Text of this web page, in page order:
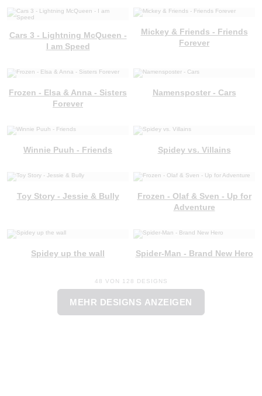
Cars 3 - Lightning McQueen -
I am Speed
Mickey & Friends - Friends
Forever
Frozen - Elsa & Anna - Sisters
Forever
Namensposter - Cars
Winnie Puuh - Friends Spidey vs. Villains
Toy Story - Jessie & Bully
Frozen - Olaf & Sven - Up for
Adventure
Spidey up the wall Spider-Man - Brand New Hero
48 VON 128 DESIGNS
MEHR DESIGNS ANZEIGEN